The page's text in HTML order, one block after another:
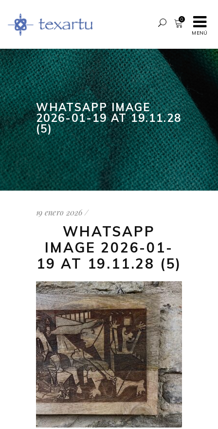
MENÚ
0
WHATSAPP IMAGE
2026-01-19 AT 19.11.28
(5)
19 enero 2026
WHATSAPP
IMAGE 2026-01-
19 AT 19.11.28 (5)